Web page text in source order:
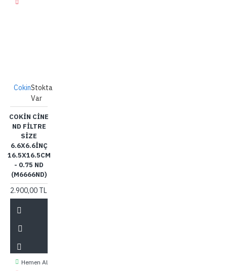
CokinStokta
Var
COKIN CINE
ND FILTRE
SIZE
6.6X6.6INÇ
16.5X16.5CM
- 0.75 ND
(M6666ND)
2.900,00 TL
Hemen Al